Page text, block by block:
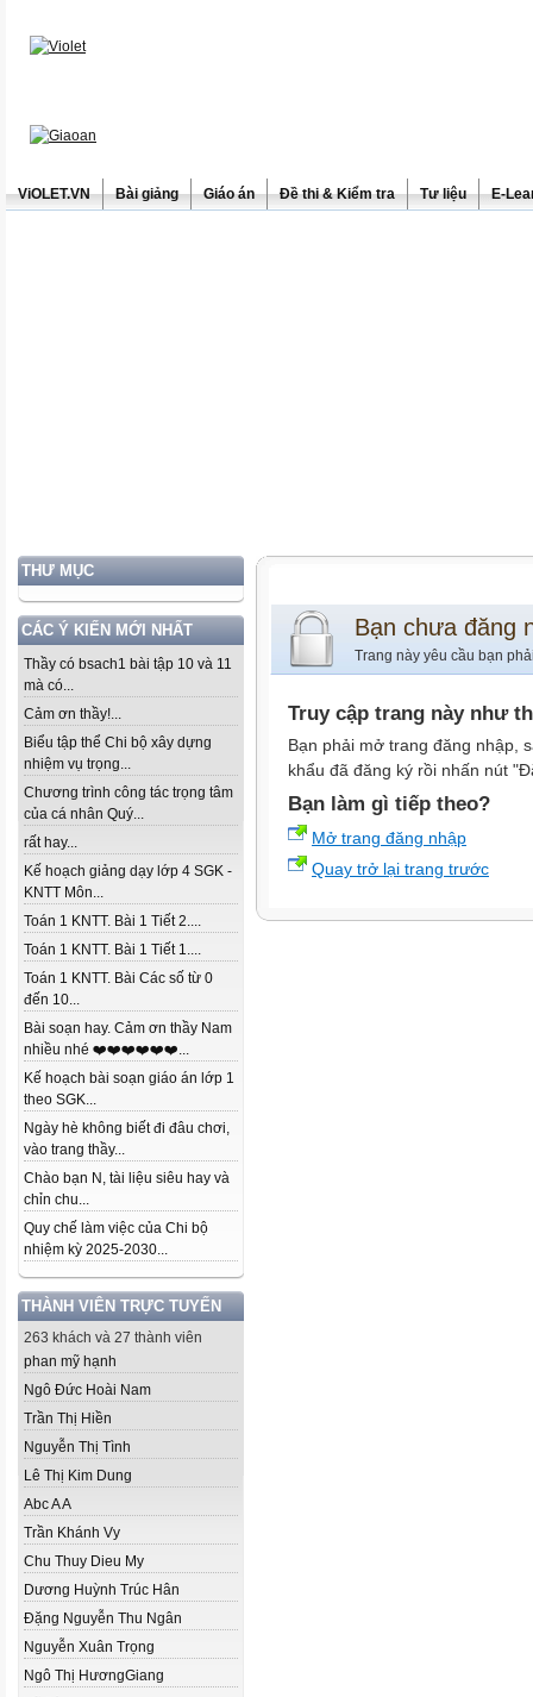
ViOLET.VN Bài giảng Giáo án Đề thi & Kiểm tra Tư liệu E-
THƯ MỤC
CÁC Ý KIẾN MỚI NHẤT
Thầy có bsach1 bài tập 10 và 11
mà có...
Cảm ơn thầy!...
Biểu tập thể Chi bộ xây dựng
nhiệm vụ trọng...
Chương trình công tác trọng tâm
của cá nhân Quý...
rất hay...
Kế hoạch giảng dạy lớp 4 SGK -
KNTT Môn...
Toán 1 KNTT. Bài 1 Tiết 2....
Toán 1 KNTT. Bài 1 Tiết 1....
Toán 1 KNTT. Bài Các số từ 0
đến 10...
Bài soạn hay. Cảm ơn thầy Nam
nhiều nhé ❤️❤️❤️❤️❤️❤️...
Kế hoạch bài soạn giáo án lớp 1
theo SGK...
Ngày hè không biết đi đâu chơi,
vào trang thầy...
Chào bạn N, tài liệu siêu hay và
chỉn chu...
Quy chế làm việc của Chi bộ
nhiệm kỳ 2025-2030...
THÀNH VIÊN TRỰC TUYẾN
263 khách và 27 thành viên
phan mỹ hạnh
Ngô Đức Hoài Nam
Trần Thị Hiền
Nguyễn Thị Tình
Lê Thị Kim Dung
Abc A A
Trần Khánh Vy
Chu Thuy Dieu My
Dương Huỳnh Trúc Hân
Đặng Nguyễn Thu Ngân
Nguyễn Xuân Trọng
Ngô Thị HươngGiang
Bạn chưa đăng
Trang này yêu cầu bạn
Truy cập trang này như
Bạn phải mở trang đăng nhập,
khẩu đã đăng ký rồi nhấn nút
Bạn làm gì tiếp theo?
Mở trang đăng nhập
Quay trở lại trang trước